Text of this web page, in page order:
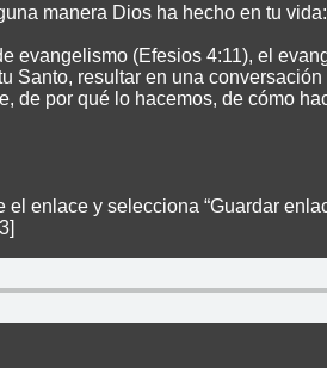
manera Dios ha hecho en tu
evangelismo (Efesios 4:11), el
Santo, resultar en una
de por qué lo hacemos, de cómo
enlace y selecciona “Guardar